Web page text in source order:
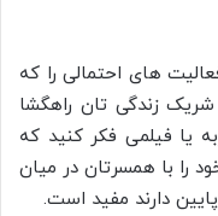
های احتمالی را که
زندگی تان راهگشا
یا فیلمی فکر کنید که
را با همسرتان در میان
پایین دارند مفید است.